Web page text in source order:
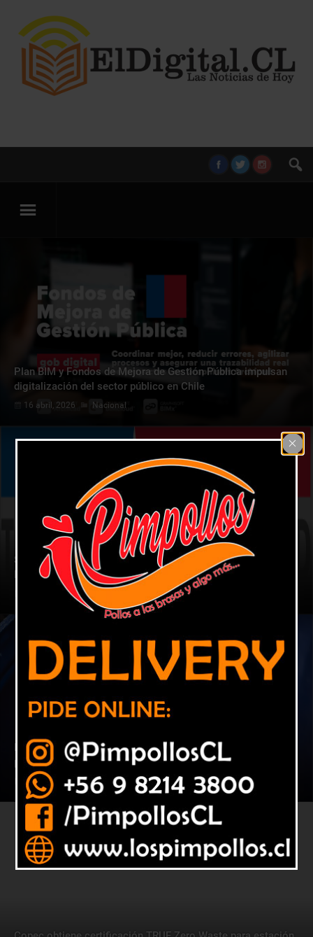
Plan BIM y Fondos de Mejora de Gestión Pública impulsan
digitalización del sector público en Chile
16 abril, 2026 Nacional
Seremi Rafael González asume presidencia del Consejo
Directivo de CAJVAL
10 abril, 2026
Hito ambiental: Estación Copec de Pedro Fontova es la
primera en Chile con certificación Cero Residuos
9 abril, 2026 Nacional